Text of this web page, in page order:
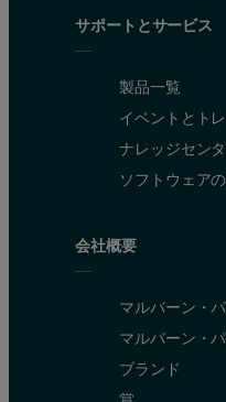
サポートとサービス
製品一覧
イベントとト
ナレッジセン
ソフトウェア
会社概要
マルバーン・
マルバーン・
ブランド